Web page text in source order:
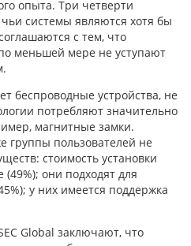
опыта. Три четверти
системы являются хотя бы
с тем, что
меньшей мере не уступают
беспроводные устройства, не
потребляют значительно
магнитные замки.
группы пользователей не
стоимость установки
они подходят для
у них имеется поддержка
Global заключают, что